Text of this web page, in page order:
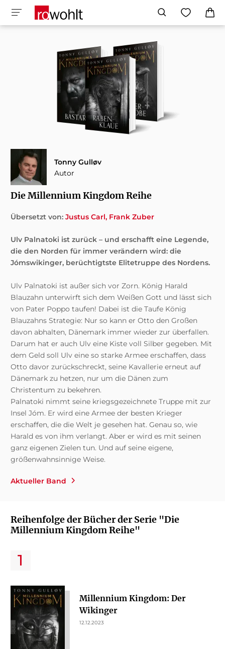
Tonny Gulløv
Autor
Die Millennium Kingdom Reihe
Übersetzt von: Justus Carl Frank Zuber
Ulv Palnatoki ist zurück – und erschafft eine Legende,
die den Norden für immer verändern wird: die
Jómswikinger, berüchtigtste Elitetruppe des Nordens.
Ulv Palnatoki ist außer sich vor Zorn. König Harald
Blauzahn unterwirft sich dem Weißen Gott und lässt sich
von Pater Poppo taufen! Dabei ist die Taufe König
Blauzahns Strategie: Nur so kann er Otto den Großen
davon abhalten, Dänemark immer wieder zur überfallen.
Darum hat er auch Ulv eine Kiste voll Silber gegeben. Mit
dem Geld soll Ulv eine so starke Armee erschaffen, dass
Otto davor zurückschreckt, seine Kavallerie erneut auf
Dänemark zu hetzen, nur um die Dänen zum
Christentum zu bekehren.
Palnatoki nimmt seine kriegsgezeichnete Truppe mit zur
Insel Jóm. Er wird eine Armee der besten Krieger
erschaffen, die die Welt je gesehen hat. Genau so, wie
Harald es von ihm verlangt. Aber er wird es mit seinen
ganz eigenen Zielen tun. Und auf seine eigene,
größenwahnsinnige Weise.
Aktueller Band
Reihenfolge der Bücher der Serie "Die
Millennium Kingdom Reihe"
Millennium Kingdom: Der
Wikinger
12.12.2023